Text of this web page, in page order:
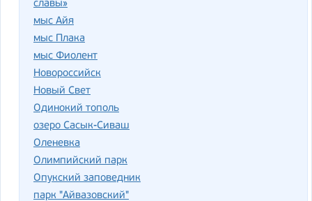
славы»
мыс Айя
мыс Плака
мыс Фиолент
Новороссийск
Новый Свет
Одинокий тополь
озеро Сасык-Сиваш
Оленевка
Олимпийский парк
Опукский заповедник
парк "Айвазовский"